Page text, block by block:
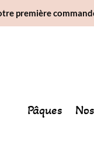
première
Pâques